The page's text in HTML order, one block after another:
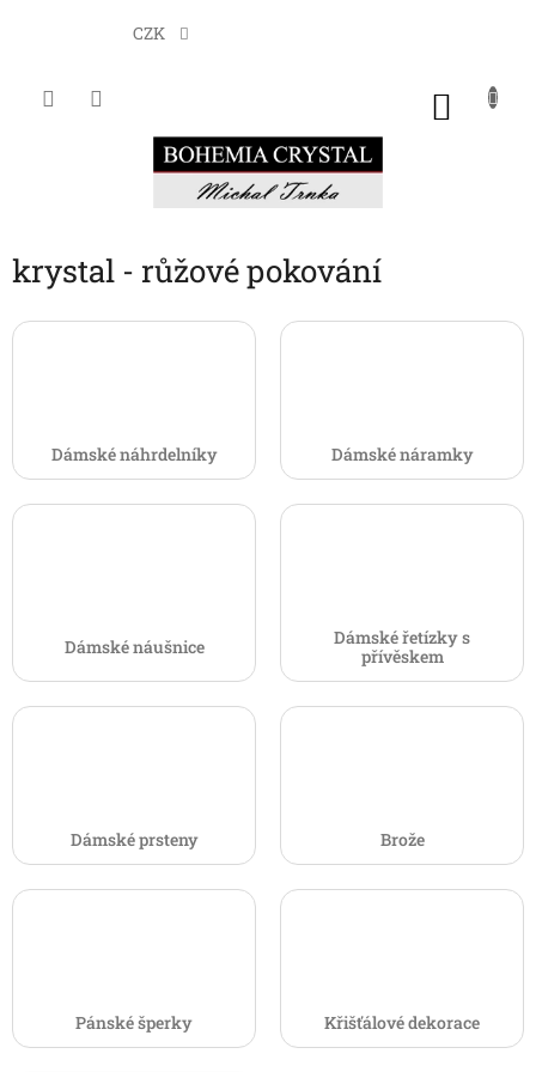
CZK
krystal - růžové pokování
Dámské náhrdelníky Dámské náramky
Dámské náušnice
Dámské řetízky s
přívěskem
Dámské prsteny Brože
Pánské šperky Křišťálové dekorace